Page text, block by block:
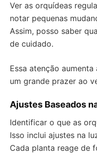
Ver as orquídeas
notar pequenas
Assim, posso saber
de cuidado.
Essa atenção
um grande prazer ao
Ajustes Baseados
Identificar o que as
Isso inclui ajustes na
Cada planta reage de